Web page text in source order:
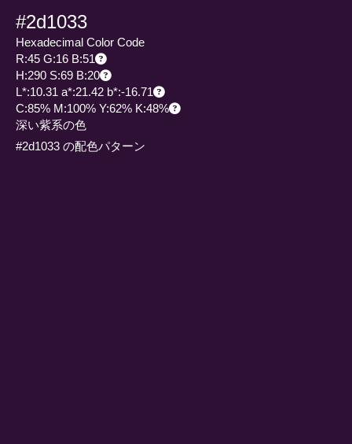
#2d1033
Hexadecimal Color Code
R:45 G:16 B:51
H:290 S:69 B:20
L*:10.31 a*:21.42 b*:-16.71
C:85% M:100% Y:62% K:48%
深い紫系の色
#2d1033 の配色パターン